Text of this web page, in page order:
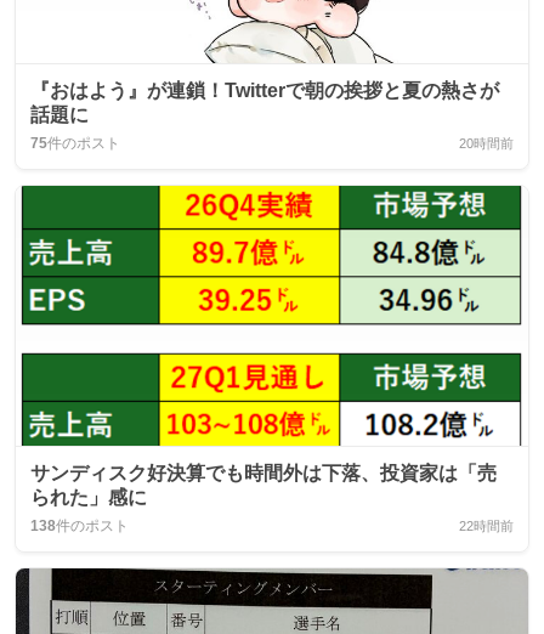
『おはよう』が連鎖！Twitterで朝の挨拶と夏の熱さが
話題に
75件のポスト 20時間前
サンディスク好決算でも時間外は下落、投資家は「売
られた」感に
138件のポスト 22時間前